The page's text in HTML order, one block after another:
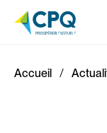
Accueil